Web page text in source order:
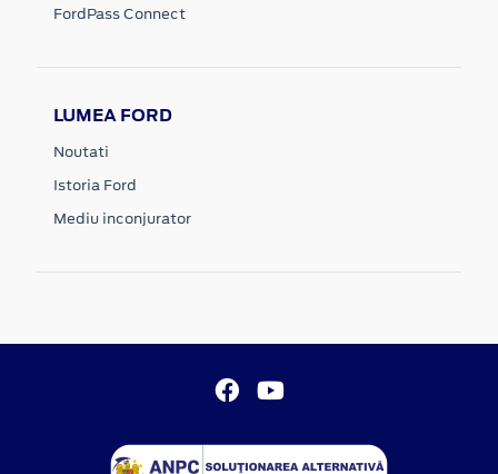
FordPass Connect
LUMEA FORD
Noutati
Istoria Ford
Mediu inconjurator